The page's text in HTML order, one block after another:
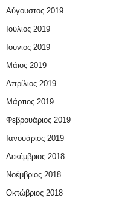
Αύγουστος 2019
Ιούλιος 2019
Ιούνιος 2019
Μάιος 2019
Απρίλιος 2019
Μάρτιος 2019
Φεβρουάριος 2019
Ιανουάριος 2019
Δεκέμβριος 2018
Νοέμβριος 2018
Οκτώβριος 2018